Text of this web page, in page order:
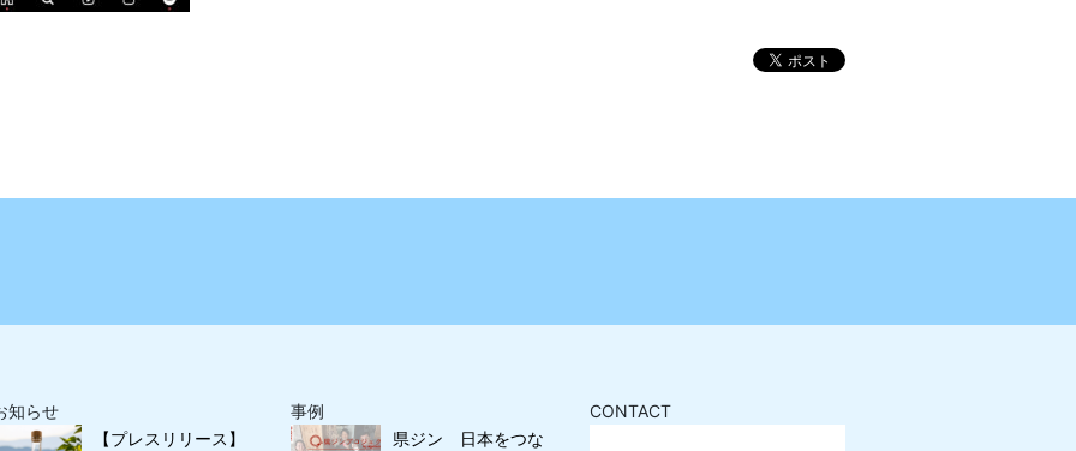
知らせ
【プレスリリース】
事例
県ジン 日本をつな
CONTACT